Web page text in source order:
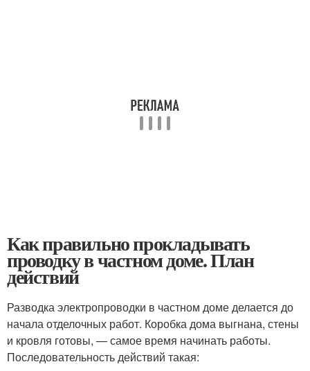
Как правильно прокладывать
проводку в частном доме. План
действий
Разводка электропроводки в частном доме делается до
начала отделочных работ. Коробка дома выгнана, стены
и кровля готовы, — самое время начинать работы.
Последовательность действий такая: